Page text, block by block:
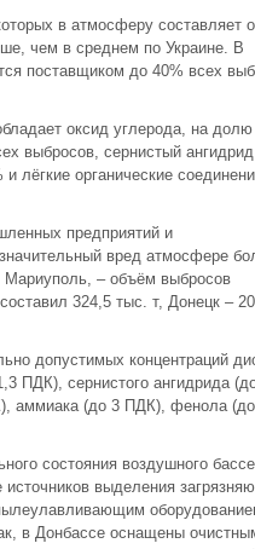
в атмосферу составляет
чем в среднем по Украине. В
поставщиком до 40% всех
оксид углерода, на долю
выбросов, сернистый ангидрид
лёгкие органические
предприятий и
вред атмосфере
Мариуполь, – объём выбросов
324,5 тыс. т, Донецк –
допустимых концентраций
ПДК), сернистого ангидрида
аммиака (до 3 ПДК), фенола
состояния воздушного
выделения
в Донбассе оснащены